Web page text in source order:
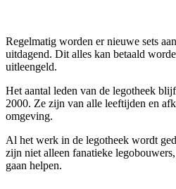
Regelmatig worden er nieuwe sets
uitdagend. Dit alles kan betaald
uitleengeld.
Het aantal leden van de legotheek
2000. Ze zijn van alle leeftijden en
omgeving.
Al het werk in de legotheek wordt
zijn niet alleen fanatieke
gaan helpen.